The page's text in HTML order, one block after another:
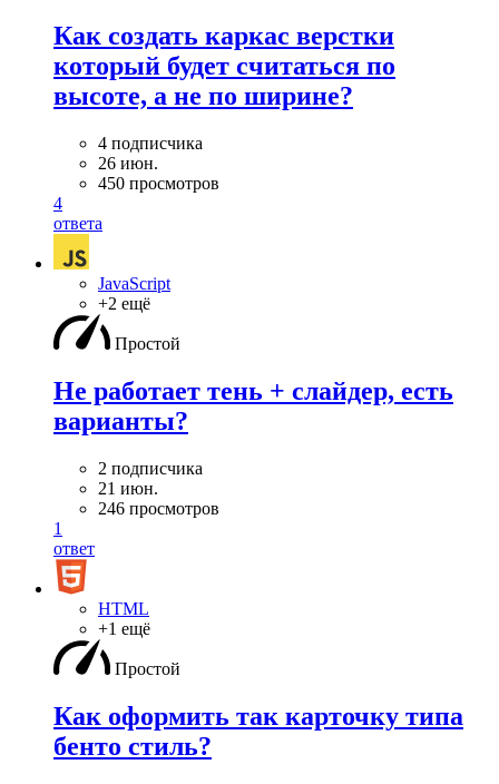
Как создать каркас верстки
который будет считаться по
высоте, а не по ширине?
4 подписчика
26 июн.
450 просмотров
4
ответа
JavaScript
+2 ещё
Простой
Не работает тень + слайдер, есть
варианты?
2 подписчика
21 июн.
246 просмотров
1
ответ
HTML
+1 ещё
Простой
Как оформить так карточку типа
бенто стиль?